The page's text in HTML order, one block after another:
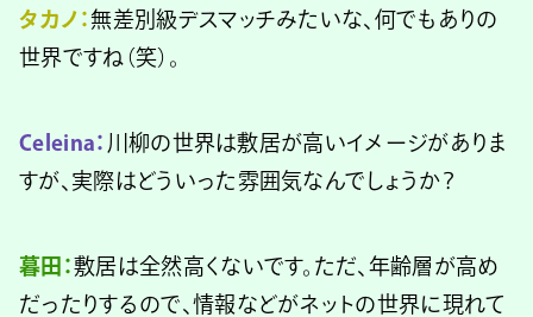
タカノ：無差別級デスマッチみたいな、何でもありの
世界ですね（笑）。
Celeina： 川柳の世界は敷居が高いイメージがありま
すが、実際はどういった雰囲気なんでしょうか？
暮田：敷居は全然高くないです。ただ、年齢層が高め
だったりするので、情報などがネットの世界に現れて